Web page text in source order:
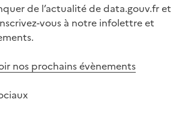
de l’actualité de data.gouv.fr et
vous à notre infolettre et
nos prochains évènements